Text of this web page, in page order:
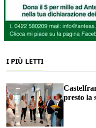
I PIÙ LETTI
presto la